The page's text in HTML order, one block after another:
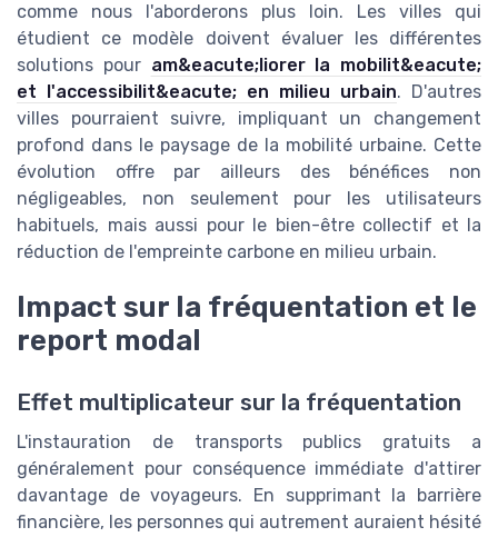
comme nous l'aborderons plus loin. Les villes qui
étudient ce modèle doivent évaluer les différentes
solutions pour am&eacute;liorer la mobilit&eacute;
et l'accessibilit&eacute; en milieu urbain. D'autres
villes pourraient suivre, impliquant un changement
profond dans le paysage de la mobilité urbaine. Cette
évolution offre par ailleurs des bénéfices non
négligeables, non seulement pour les utilisateurs
habituels, mais aussi pour le bien-être collectif et la
réduction de l'empreinte carbone en milieu urbain.
Impact sur la fréquentation et le
report modal
Effet multiplicateur sur la fréquentation
L'instauration de transports publics gratuits a
généralement pour conséquence immédiate d'attirer
davantage de voyageurs. En supprimant la barrière
financière, les personnes qui autrement auraient hésité